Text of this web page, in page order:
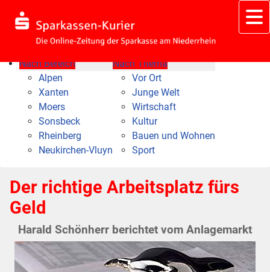
Nach Bereich
Alpen
Xanten
Moers
Sonsbeck
Rheinberg
Neukirchen-Vluyn
Nach Thema
Vor Ort
Junge Welt
Wirtschaft
Kultur
Bauen und Wohnen
Sport
Der richtige Arbeitsplatz fürs
Geld
Harald Schönherr berichtet vom Anlagemarkt